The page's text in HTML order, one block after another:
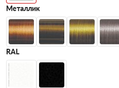
Металлик
RAL